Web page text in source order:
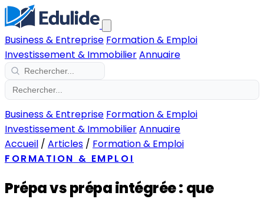
Business & Entreprise Formation & Emploi
Investissement & ImmobilierAnnuaire
Business & Entreprise Formation & Emploi
Investissement & ImmobilierAnnuaire
Accueil / Articles / Formation & Emploi
FORMATION & EMPLOI
Prépa vs prépa intégrée : que